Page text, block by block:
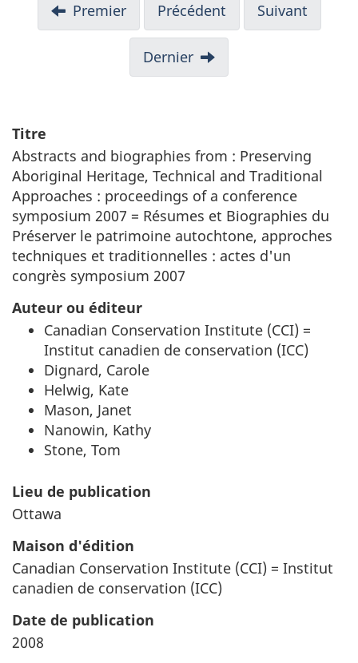
Premier Précédent Suivant
Dernier
Titre
Abstracts and biographies from : Preserving
Aboriginal Heritage, Technical and Traditional
Approaches : proceedings of a conference
symposium 2007 = Résumes et Biographies du
Préserver le patrimoine autochtone, approches
techniques et traditionnelles : actes d'un
congrès symposium 2007
Auteur ou éditeur
Canadian Conservation Institute (CCI) =
Institut canadien de conservation (ICC)
Dignard, Carole
Helwig, Kate
Mason, Janet
Nanowin, Kathy
Stone, Tom
Lieu de publication
Ottawa
Maison d'édition
Canadian Conservation Institute (CCI) = Institut
canadien de conservation (ICC)
Date de publication
2008